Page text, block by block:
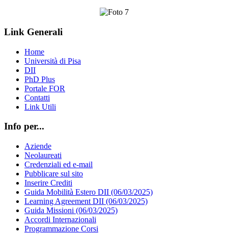
Link Generali
Home
Università di Pisa
DII
PhD Plus
Portale FOR
Contatti
Link Utili
Info per...
Aziende
Neolaureati
Credenziali ed e-mail
Pubblicare sul sito
Inserire Crediti
Guida Mobilità Estero DII (06/03/2025)
Learning Agreement DII (06/03/2025)
Guida Missioni (06/03/2025)
Accordi Internazionali
Programmazione Corsi